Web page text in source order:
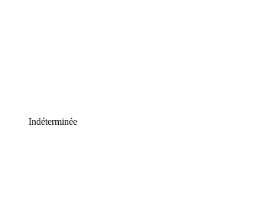
Indéterminée